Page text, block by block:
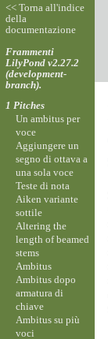
<< Torna all'indice
della
documentazione
Frammenti
LilyPond v2.27.2
(development-
branch).
1 Pitches
Un ambitus per
voce
Aggiungere un
segno di ottava a
una sola voce
Teste di nota
Aiken variante
sottile
Altering the
length of beamed
stems
Ambitus
Ambitus dopo
armatura di
chiave
Ambitus su più
voci